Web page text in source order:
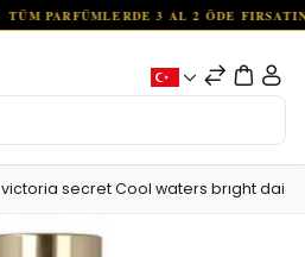
victoria secret Cool waters brıght